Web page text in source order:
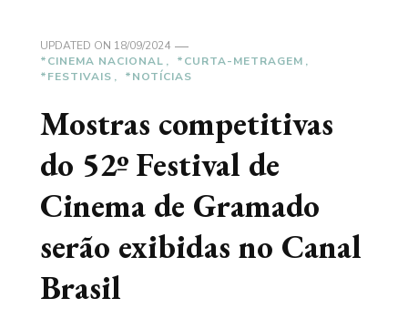
UPDATED ON 18/09/2024
*CINEMA NACIONAL
*CURTA-METRAGEM
*FESTIVAIS
*NOTÍCIAS
Mostras competitivas
do 52º Festival de
Cinema de Gramado
serão exibidas no Canal
Brasil